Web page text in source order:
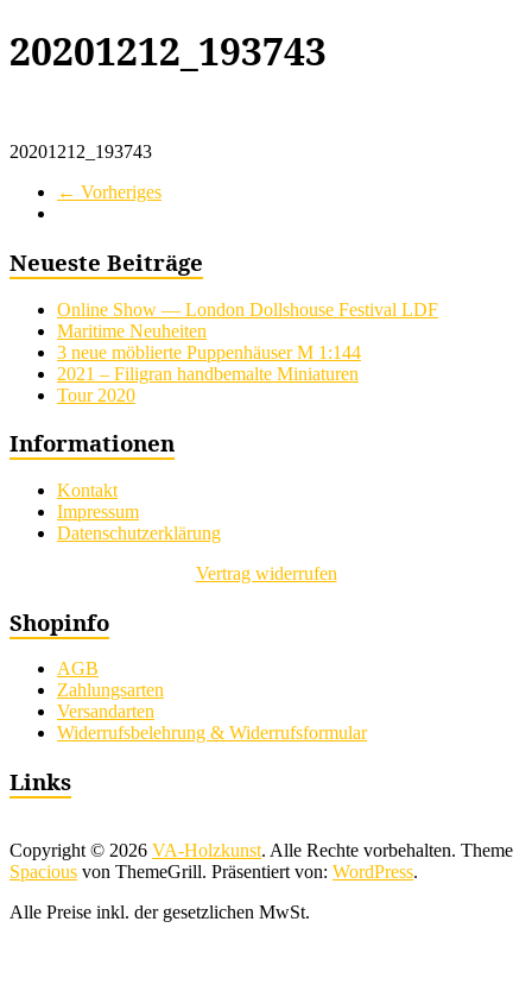
20201212_193743
20201212_193743
← Vorheriges
Neueste Beiträge
Online Show — London Dollshouse Festival LDF
Maritime Neuheiten
3 neue möblierte Puppenhäuser M 1:144
2021 – Filigran handbemalte Miniaturen
Tour 2020
Informationen
Kontakt
Impressum
Datenschutzerklärung
Vertrag widerrufen
Shopinfo
AGB
Zahlungsarten
Versandarten
Widerrufsbelehrung & Widerrufsformular
Links
Copyright © 2026 VA-Holzkunst. Alle Rechte vorbehalten. Theme
Spacious von ThemeGrill. Präsentiert von: WordPress.
Alle Preise inkl. der gesetzlichen MwSt.